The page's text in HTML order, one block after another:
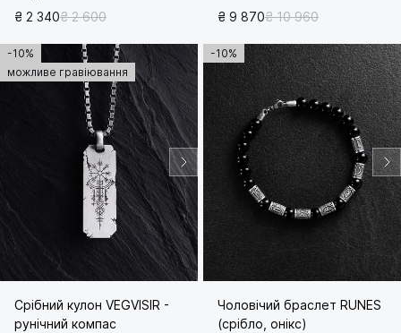
₴ 2 340₴ 2 600 ₴ 9 870₴ 10 960
-10%
можливе гравіювання
Срібний кулон VEGVISIR -
рунічний компас
-10%
Чоловічий браслет RUNES
(срібло, онікс)